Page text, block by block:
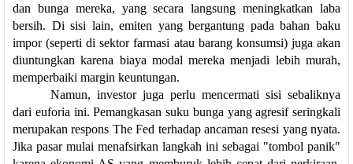
dan bunga mereka, yang secara langsung meningkatkan laba
bersih. Di sisi lain, emiten yang bergantung pada bahan baku
impor (seperti di sektor farmasi atau barang konsumsi) juga akan
diuntungkan karena biaya modal mereka menjadi lebih murah,
memperbaiki margin keuntungan.
Namun, investor juga perlu mencermati sisi sebaliknya
dari euforia ini. Pemangkasan suku bunga yang agresif seringkali
merupakan respons The Fed terhadap ancaman resesi yang nyata.
Jika pasar mulai menafsirkan langkah ini sebagai "tombol panik"